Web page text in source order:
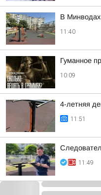
В Минводах
11:40
Гуманное
10:09
4-летняя
11:51
11:49